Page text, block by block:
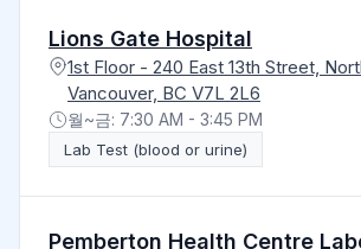
Lions Gate Hospital
1st Floor - 240 East 13th Street,
Vancouver, BC V7L 2L6
월~금: 7:30 AM - 3:45 PM
Lab Test (blood or urine)
Pemberton Health Centre